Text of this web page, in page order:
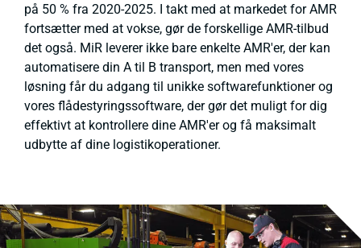
på 50 % fra 2020-2025. I takt med at markedet for AMR
fortsætter med at vokse, gør de forskellige AMR-tilbud
det også. MiR leverer ikke bare enkelte AMR'er, der kan
automatisere din A til B transport, men med vores
løsning får du adgang til unikke softwarefunktioner og
vores flådestyringssoftware, der gør det muligt for dig
effektivt at kontrollere dine AMR'er og få maksimalt
udbytte af dine logistikoperationer.